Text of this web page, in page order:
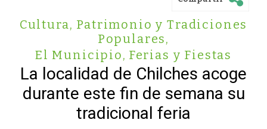
Cultura, Patrimonio y Tradiciones
Populares,
El Municipio, Ferias y Fiestas
La localidad de Chilches acoge
durante este fin de semana su
tradicional feria